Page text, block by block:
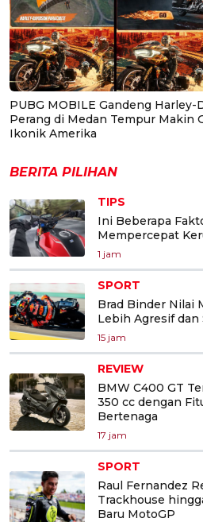
PUBG MOBILE Gandeng Harley-
Perang di Medan Tempur Makin
Ikonik Amerika
BERITA PILIHAN
TIPS
Ini Beberapa
Mempercepat
1 jam
SPORT
Brad Binder Nilai
Lebih Agresif
15 jam
REVIEW
BMW C400 GT
350 cc dengan
Bertenaga
17 jam
SPORT
Raul Fernandez
Trackhouse
Baru MotoGP